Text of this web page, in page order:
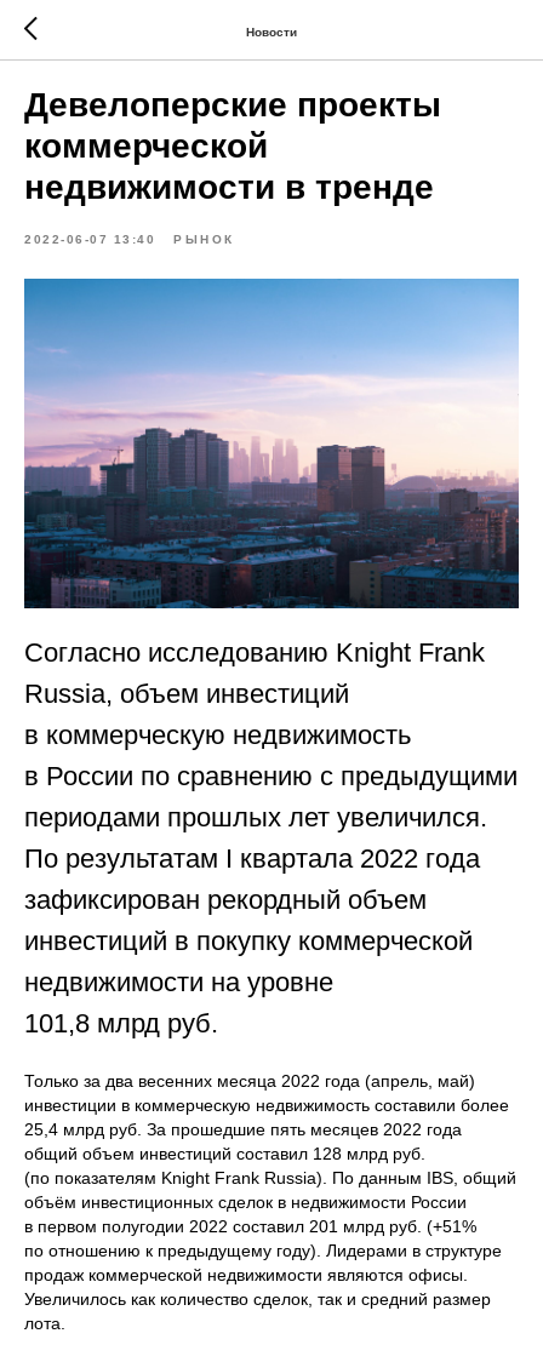
Новости
Девелоперские проекты
коммерческой
недвижимости в тренде
2022-06-07 13:40 РЫНОК
Согласно исследованию Knight Frank
Russia, объем инвестиций
в коммерческую недвижимость
в России по сравнению с предыдущими
периодами прошлых лет увеличился.
По результатам I квартала 2022 года
зафиксирован рекордный объем
инвестиций в покупку коммерческой
недвижимости на уровне
101,8 млрд руб.
Только за два весенних месяца 2022 года (апрель, май)
инвестиции в коммерческую недвижимость составили более
25,4 млрд руб. За прошедшие пять месяцев 2022 года
общий объем инвестиций составил 128 млрд руб.
(по показателям Knight Frank Russia). По данным IBS, общий
объём инвестиционных сделок в недвижимости России
в первом полугодии 2022 составил 201 млрд руб. (+51%
по отношению к предыдущему году). Лидерами в структуре
продаж коммерческой недвижимости являются офисы.
Увеличилось как количество сделок, так и средний размер
лота.